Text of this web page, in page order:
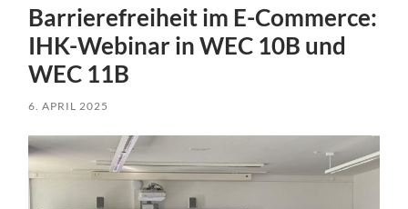
Barrierefreiheit im E-Commerce:
IHK-Webinar in WEC 10B und
WEC 11B
6. APRIL 2025